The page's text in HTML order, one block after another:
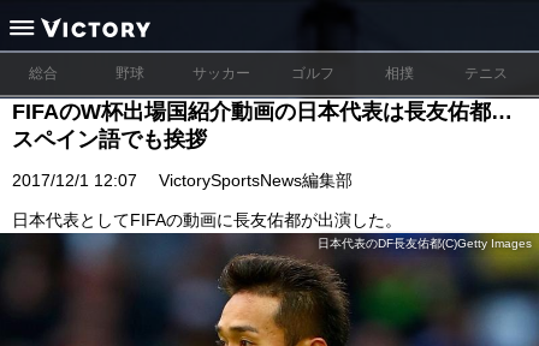
総合 野球 サッカー ゴルフ 相撲 テニス
FIFAのW杯出場国紹介動画の日本代表は長友佑都…
スペイン語でも挨拶
2017/12/1 12:07 VictorySportsNews編集部
日本代表としてFIFAの動画に長友佑都が出演した。
日本代表のDF長友佑都(C)Getty Images